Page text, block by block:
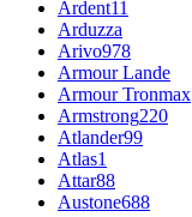
Ardent11
Arduzza
Arivo978
Armour Lande
Armour Tronmax
Armstrong220
Atlander99
Atlas1
Attar88
Austone688